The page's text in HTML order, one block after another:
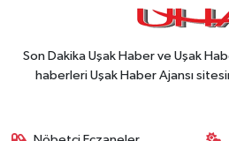
Son Dakika Uşak Haber ve Uşak
haberleri Uşak Haber Ajansı